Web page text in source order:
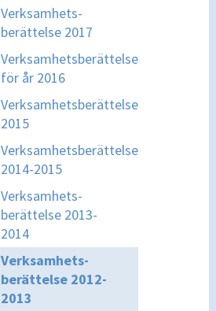
Verksamhets-
berättelse 2017
Verksamhetsberättelse
för år 2016
Verksamhetsberättelse
2015
Verksamhetsberättelse
2014-2015
Verksamhets-
berättelse 2013-
2014
Verksamhets-
berättelse 2012-
2013